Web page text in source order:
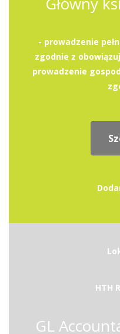
- prowadzenie
zgodnie z
prowadzenie
HTH
GL